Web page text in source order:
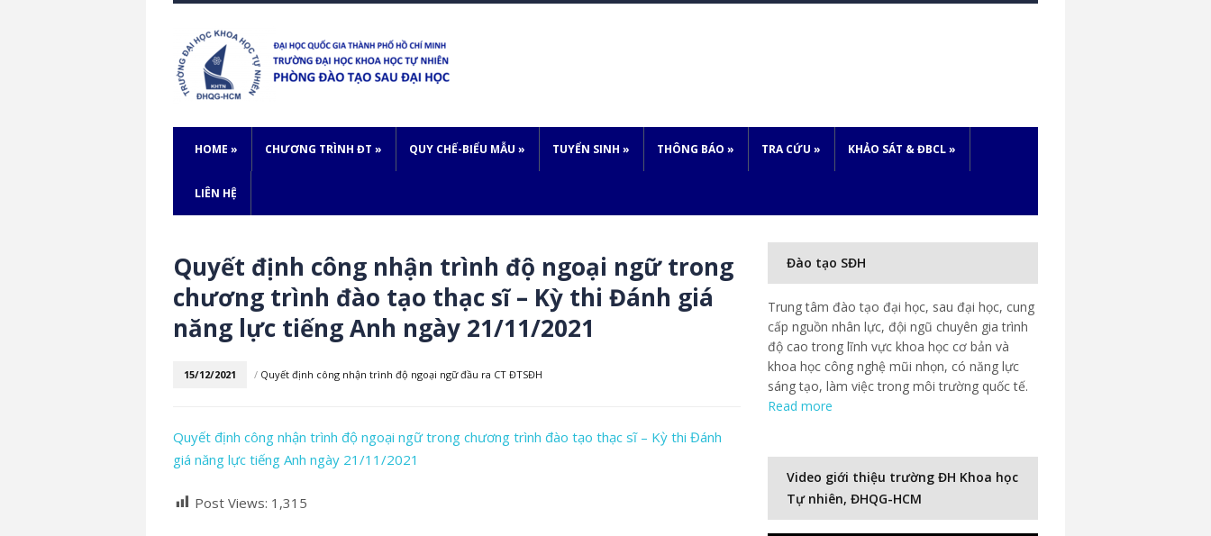
HOME » CHƯƠNG TRÌNH ĐT » QUY CHẾ-BIỂU MẪU » TUYỂN SINH » THÔNG BÁO » TRA CỨU » KHẢO SÁT & ĐBCL»
LIÊN HỆ
Quyết định công nhận trình độ ngoại ngữ trong
chương trình đào tạo thạc sĩ – Kỳ thi Đánh giá
năng lực tiếng Anh ngày 21/11/2021
15/12/2021 / Quyết định công nhận trình độ ngoại ngữ đầu ra CT ĐTSĐH
Quyết định công nhận trình độ ngoại ngữ trong chương trình đào tạo thạc sĩ – Kỳ thi Đánh
giá năng lực tiếng Anh ngày 21/11/2021
Post Views: 1,315
Đào tạo SĐH
Trung tâm đào tạo đại học, sau đại học, cung
cấp nguồn nhân lực, đội ngũ chuyên gia trình
độ cao trong lĩnh vực khoa học cơ bản và
khoa học công nghệ mũi nhọn, có năng lực
sáng tạo, làm việc trong môi trường quốc tế.
Read more
Video giới thiệu trường ĐH Khoa học
Tự nhiên, ĐHQG-HCM